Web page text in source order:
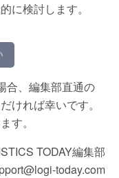
に検討します。
合、編集部直通の
ければ幸いです。
す。
TODAY編集部
today.com